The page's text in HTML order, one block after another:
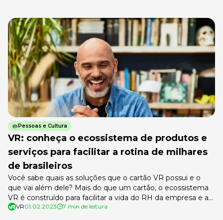
empreendimento e de sua capacidade de oferecer bons
benefícios. Isso ajuda […]
Pessoas e Cultura
VR: conheça o ecossistema de produtos e
serviços para facilitar a rotina de milhares
de brasileiros
Você sabe quais as soluções que o cartão VR possui e o
que vai além dele? Mais do que um cartão, o ecossistema
VR é construído para facilitar a vida do RH da empresa e a
dos demais trabalhadores. Ele reúne diversos produtos em
VR01.02.2023 7 min de leitura